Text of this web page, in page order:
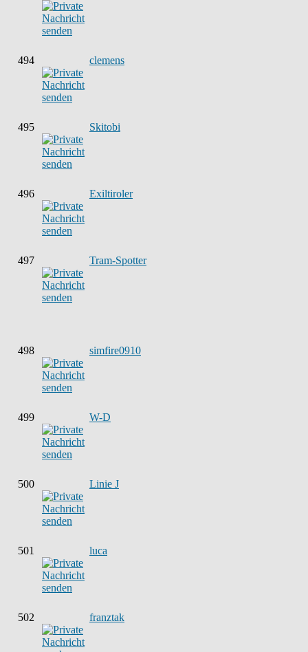
494 clemens
495 Skitobi
496 Exiltiroler
497 Tram-Spotter
498 simfire0910
499 W-D
500 Linie J
501 luca
502 franztak